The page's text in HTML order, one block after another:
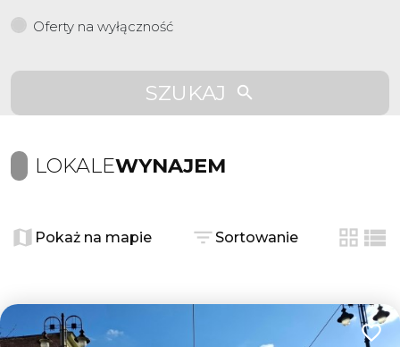
Oferty na wyłączność
SZUKAJ
LOKALEWYNAJEM
Pokaż na mapie Sortowanie
tabela